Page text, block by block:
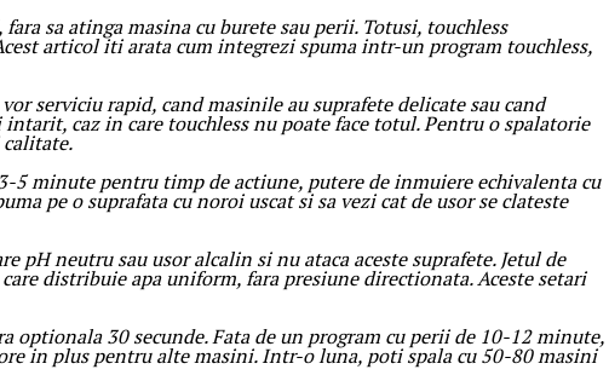
sa atinga masina cu burete sau perii. Totusi, touchless
articol iti arata cum integrezi spuma intr-un program touchless,
serviciu rapid, cand masinile au suprafete delicate sau cand
caz in care touchless nu poate face totul. Pentru o spalatorie
5 minute pentru timp de actiune, putere de inmuiere echivalenta cu
pe o suprafata cu noroi uscat si sa vezi cat de usor se clateste
neutru sau usor alcalin si nu ataca aceste suprafete. Jetul de
distribuie apa uniform, fara presiune directionata. Aceste setari
30 secunde. Fata de un program cu perii de 10-12 minute,
in plus pentru alte masini. Intr-o luna, poti spala cu 50-80 masini